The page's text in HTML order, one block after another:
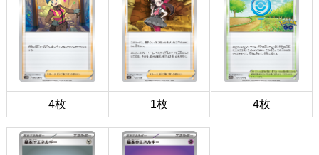
4枚 1枚 4枚